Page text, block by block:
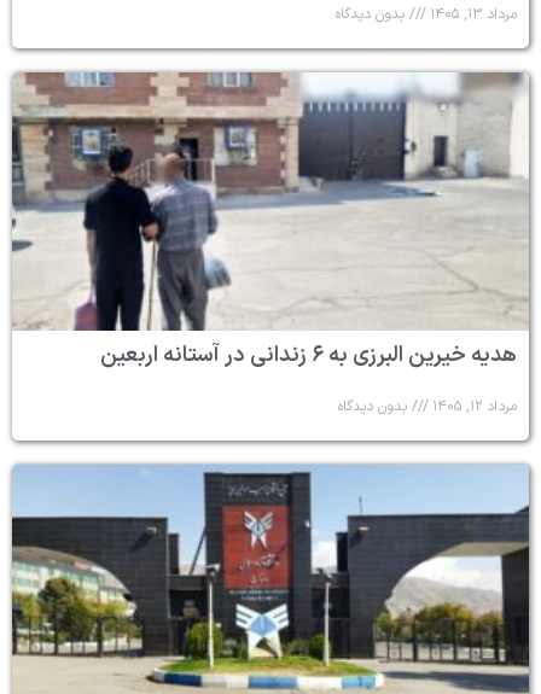
مرداد ۱۳, ۱۴۰۵ بدون دیدگاه
هدیه خیرین البرزی به ۶ زندانی در آستانه اربعین
مرداد ۱۲, ۱۴۰۵ بدون دیدگاه